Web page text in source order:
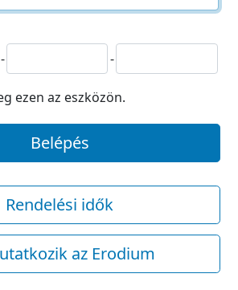
-
-
ezen az eszközön.
Belépés
Rendelési idők
az Erodium